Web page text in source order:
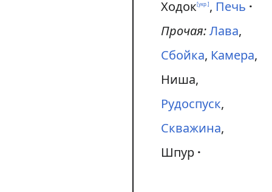
Ходок[укр.], Печь
Прочая:Лава,
Сбойка, Камера,
Ниша,
Рудоспуск,
Скважина,
Шпур